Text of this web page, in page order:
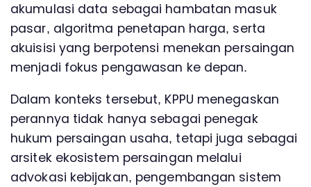
akumulasi data sebagai hambatan masuk
pasar, algoritma penetapan harga, serta
akuisisi yang berpotensi menekan persaingan
menjadi fokus pengawasan ke depan.
Dalam konteks tersebut, KPPU menegaskan
perannya tidak hanya sebagai penegak
hukum persaingan usaha, tetapi juga sebagai
arsitek ekosistem persaingan melalui
advokasi kebijakan, pengembangan sistem